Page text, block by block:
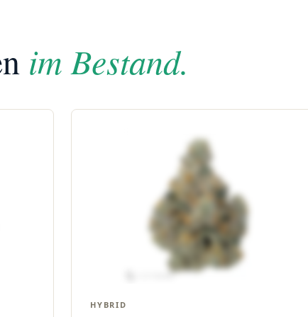
im Bestand.
HYBRID